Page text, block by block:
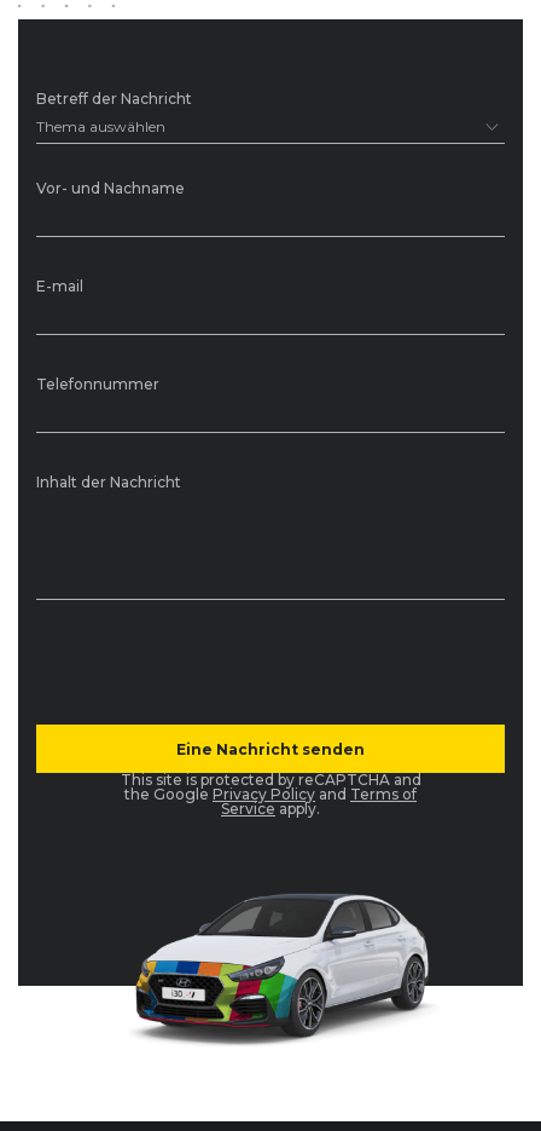
Betreff der Nachricht
Thema auswählen
Vor- und Nachname
E-mail
Telefonnummer
Inhalt der Nachricht
This site is protected by reCAPTCHA and
the Google Privacy Policy and Terms of
Service apply.